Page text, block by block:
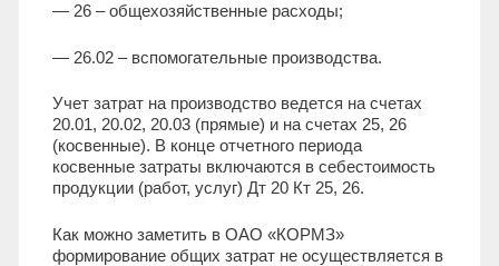
— 26 – общехозяйственные расходы;
— 26.02 – вспомогательные производства.
Учет затрат на производство ведется на счетах
20.01, 20.02, 20.03 (прямые) и на счетах 25, 26
(косвенные). В конце отчетного периода
косвенные затраты включаются в себестоимость
продукции (работ, услуг) Дт 20 Кт 25, 26.
Как можно заметить в ОАО «КОРМЗ»
формирование общих затрат не осуществляется в